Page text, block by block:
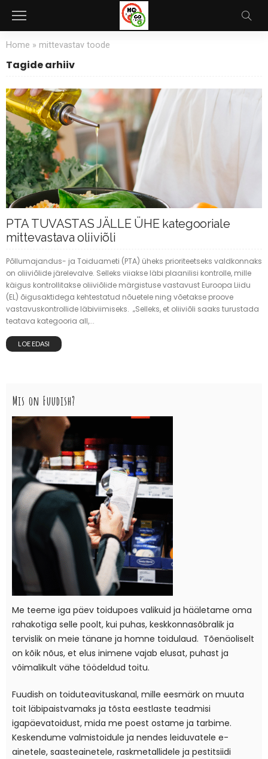
Home » mittevastav toode
Tagide arhiiv
PTA TUVASTAS JÄLLE ÜHE kategooriale
mittevastava oliiviõli
Põllumajandus- ja Toiduameti (PTA) üheks prioriteetseks valdkonnaks
on oliiviõlide järelevalve. Selleks viiakse läbi plaanilisi kontrolle, mille
käigus kontrollitakse oliiviõlide märgistuse vastavust Euroopa Liidu
(EL) õigusaktidega kehtestatud nõuetele ning võetakse proove
vastavuskontrollide läbiviimiseks. „Selleks, et oliiviõli saaks turustada
teatava kategooria all,...
LOE EDASI
Mis on Fuudish?
Me teeme iga päev toidupoes valikuid ja hääletame oma
rahakotiga selle poolt, kui puhas, keskkonnasõbralik ja
tervislik on meie tänane ja homne toidulaud. Tõenäoliselt
on kõik nõus, et elus inimene vajab elusat, puhast ja
võimalikult vähe töödeldud toitu.
Fuudish on toiduteavituskanal, mille eesmärk on muuta
toit läbipaistvamaks ja tõsta eestlaste teadmisi
igapäevatoidust, mida me poest ostame ja tarbime.
Keskendume valmistoidule ja nendes leiduvatele e-
ainetele, saasteainetele, raskmetallidele ja pestitsiidi